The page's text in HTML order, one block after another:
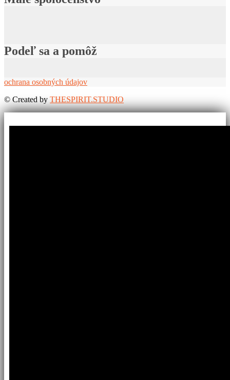
Podeľ sa a pomôž
ochrana osobných údajov
© Created by THESPIRIT.STUDIO